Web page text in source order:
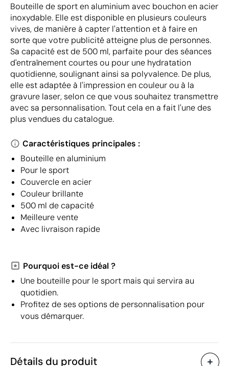
Bouteille de sport en aluminium avec bouchon en acier
inoxydable. Elle est disponible en plusieurs couleurs
vives, de manière à capter l'attention et à faire en
sorte que votre publicité atteigne plus de personnes.
Sa capacité est de 500 ml, parfaite pour des séances
d'entraînement courtes ou pour une hydratation
quotidienne, soulignant ainsi sa polyvalence. De plus,
elle est adaptée à l'impression en couleur ou à la
gravure laser, selon ce que vous souhaitez transmettre
avec sa personnalisation. Tout cela en a fait l'une des
plus vendues du catalogue.
Caractéristiques principales :
Bouteille en aluminium
Pour le sport
Couvercle en acier
Couleur brillante
500 ml de capacité
Meilleure vente
Avec livraison rapide
Pourquoi est-ce idéal ?
Une bouteille pour le sport mais qui servira au
quotidien.
Profitez de ses options de personnalisation pour
vous démarquer.
Détails du produit